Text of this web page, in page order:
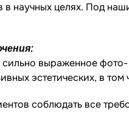
в научных целях. Под
выраженное фото-
эстетических, в
соблюдать все